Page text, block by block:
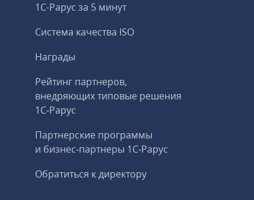
1С-Рарус за 5 минут
Система качества ISO
Награды
Рейтинг партнеров,
внедряющих типовые решения
1С‑Рарус
Партнерские программы
и бизнес‑партнеры 1С‑Рарус
Обратиться к директору